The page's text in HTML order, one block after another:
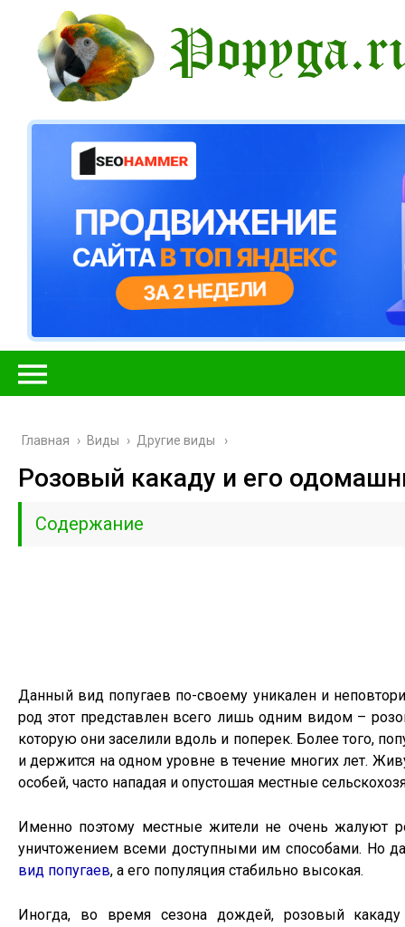
Главная › Виды › Другие виды
Розовый какаду и его
Содержание
Данный вид попугаев по-своему уникален и
род этот представлен всего лишь одним видом –
которую они заселили вдоль и поперек. Более того,
и держится на одном уровне в течение многих лет.
особей, часто нападая и опустошая местные
Именно поэтому местные жители не очень жалуют
уничтожением всеми доступными им способами. Но
вид попугаев, а его популяция стабильно высокая.
Иногда, во время сезона дождей, розовый